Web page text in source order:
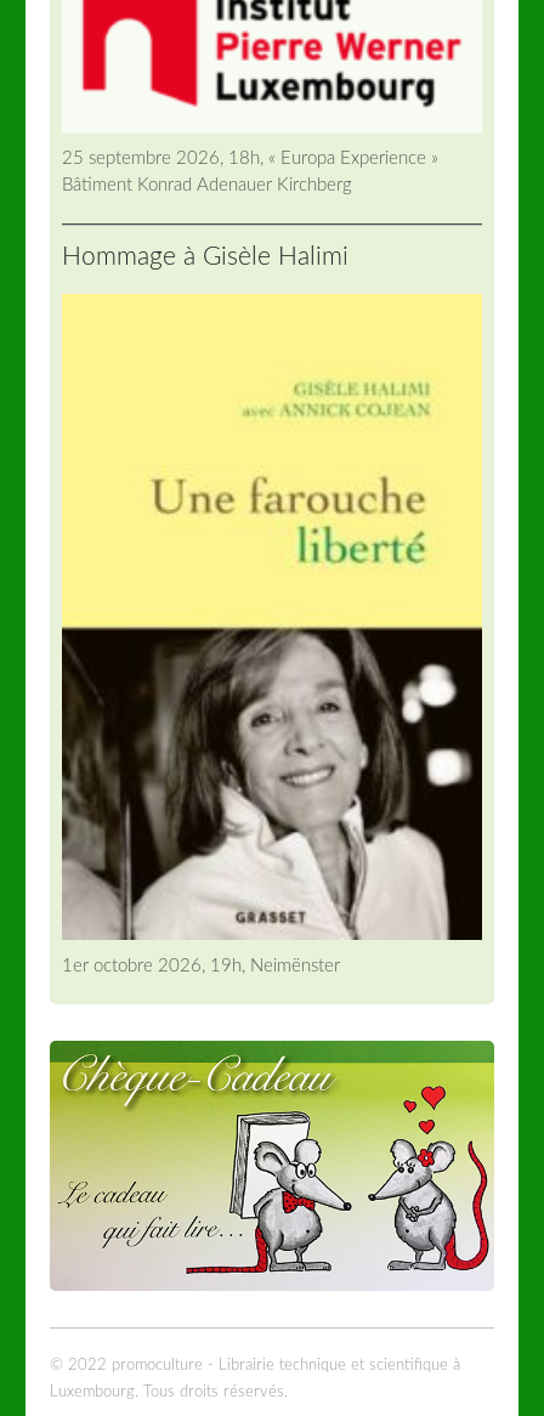
25 septembre 2026, 18h, « Europa Experience »
Bâtiment Konrad Adenauer Kirchberg
Hommage à Gisèle Halimi
1er octobre 2026, 19h, Neimënster
© 2022 promoculture - Librairie technique et scientifique à
Luxembourg. Tous droits réservés.